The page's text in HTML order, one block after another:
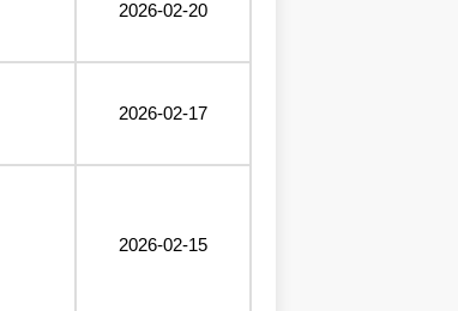
2026-02-20
2026-02-17
2026-02-15